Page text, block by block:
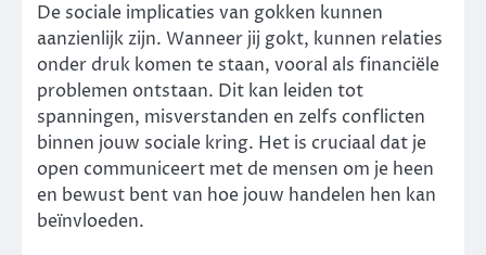
De sociale implicaties van gokken kunnen
aanzienlijk zijn. Wanneer jij gokt, kunnen relaties
onder druk komen te staan, vooral als financiële
problemen ontstaan. Dit kan leiden tot
spanningen, misverstanden en zelfs conflicten
binnen jouw sociale kring. Het is cruciaal dat je
open communiceert met de mensen om je heen
en bewust bent van hoe jouw handelen hen kan
beïnvloeden.